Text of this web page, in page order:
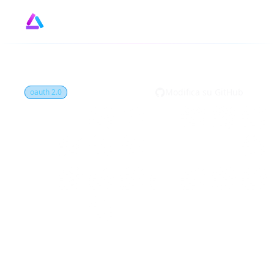
oauth 2.0